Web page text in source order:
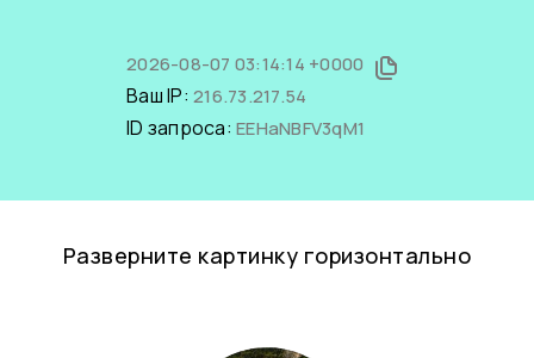
2026-08-07 03:14:14 +0000
Ваш IP: 216.73.217.54
ID запроса: EEHaNBFV3qM1
Разверните картинку горизонтально